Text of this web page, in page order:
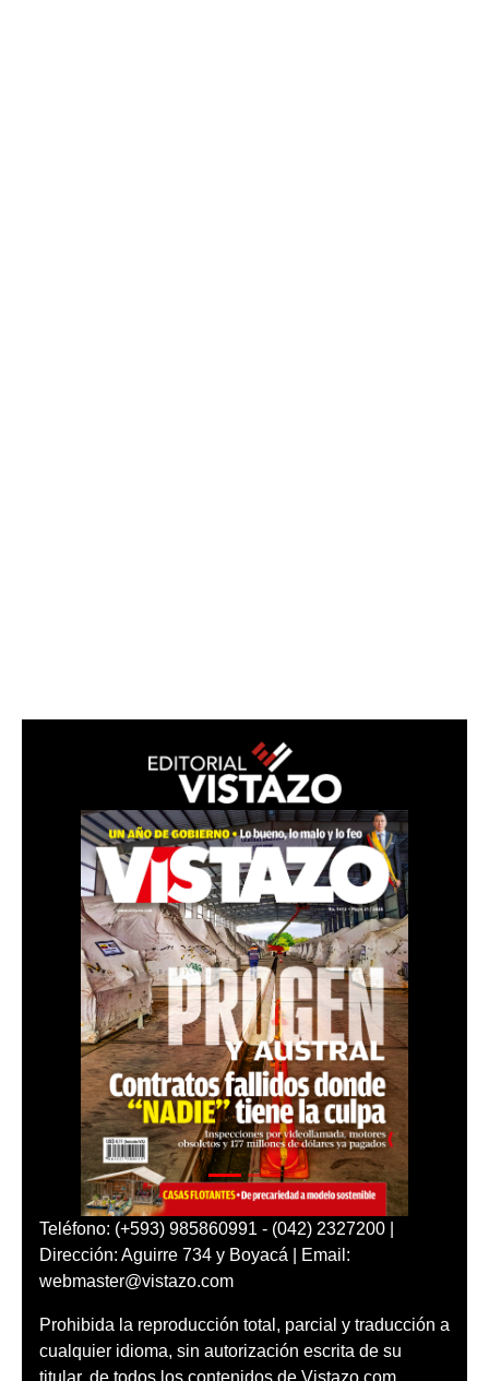
Teléfono: (+593) 985860991 - (042) 2327200 |
Dirección: Aguirre 734 y Boyacá | Email:
webmaster@vistazo.com
Prohibida la reproducción total, parcial y traducción a
cualquier idioma, sin autorización escrita de su
titular, de todos los contenidos de Vistazo.com.